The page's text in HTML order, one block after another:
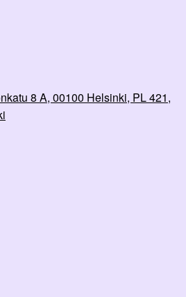
8 A, 00100 Helsinki, PL 421,